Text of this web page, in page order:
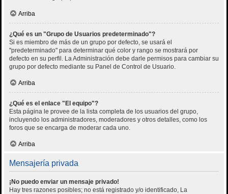
Arriba
¿Qué es un "Grupo de Usuarios predeterminado"?
Si es miembro de más de un grupo por defecto, se usará el
"predeterminado" para determinar qué color y rango se mostrará por
defecto en su perfil. La Administración debe darle permisos para cambiar su
grupo por defecto mediante su Panel de Control de Usuario.
Arriba
¿Qué es el enlace "El equipo"?
Esta página le provee de la lista completa de los usuarios del grupo,
incluyendo los administradores, moderadores y otros detalles, como los
foros que se encarga de moderar cada uno.
Arriba
Mensajería privada
¡No puedo enviar un mensaje privado!
Hay tres razones posibles; no está registrado y/o identificado, La